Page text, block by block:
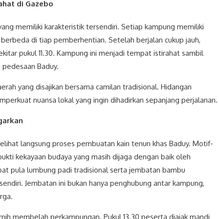
di Gazebo
memiliki karakteristik tersendiri. Setiap kampung memiliki
di tiap pemberhentian. Setelah berjalan cukup jauh,
pukul 11.30. Kampung ini menjadi tempat istirahat sambil
Baduy.
yang disajikan bersama camilan tradisional. Hidangan
nuansa lokal yang ingin dihadirkan sepanjang perjalanan.
langsung proses pembuatan kain tenun khas Baduy. Motif-
kekayaan budaya yang masih dijaga dengan baik oleh
pula lumbung padi tradisional serta jembatan bambu
Jembatan ini bukan hanya penghubung antar kampung,
membelah perkampungan. Pukul 13.30 peserta diajak mandi